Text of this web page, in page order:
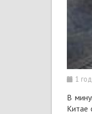
1
В
Китае